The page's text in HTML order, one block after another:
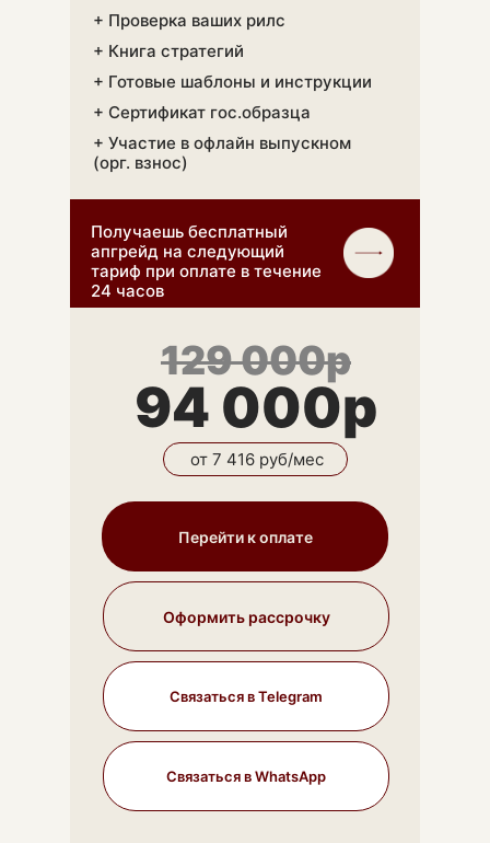
+ Проверка ваших рилс
+ Книга стратегий
+ Готовые шаблоны и инструкции
+ Сертификат гос.образца
+ Участие в офлайн выпускном
(орг. взнос)
129 000р
от 7 416 руб/мес
94 000р
Получаешь бесплатный
апгрейд на следующий
тариф при оплате в течение
24 часов
Оформить рассрочку
Перейти к оплате
Связаться в Telegram
Связаться в WhatsApp